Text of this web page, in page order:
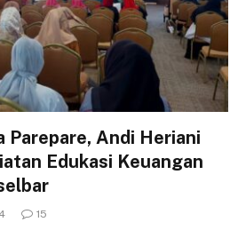
Parepare, Andi Heriani
Edukasi Keuangan
15